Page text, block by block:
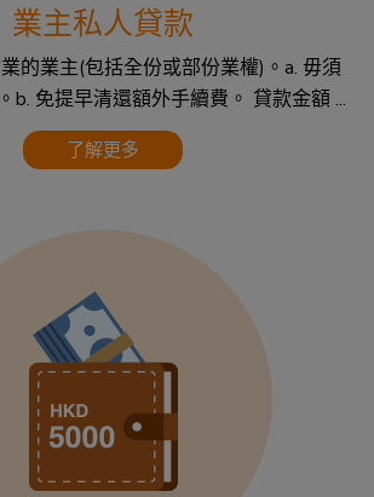
業主私人貸款
的業主(包括全份或部份業權)。a. 毋須
b. 免提早清還額外手續費。 貸款金額 ...
了解更多